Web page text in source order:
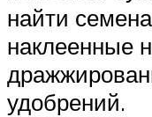
найти
наклеенные
удобрений.